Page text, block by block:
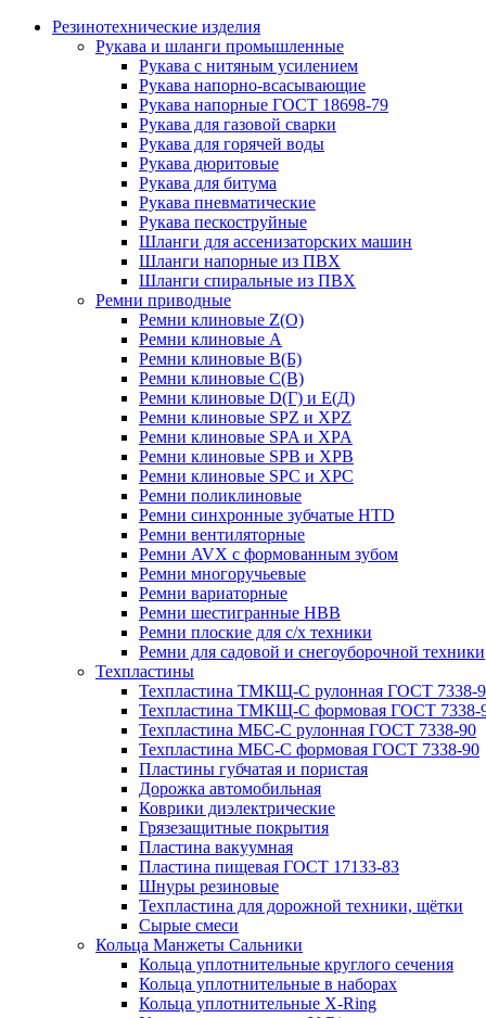
Резинотехнические изделия
Рукава и шланги промышленные
Рукава с нитяным усилением
Рукава напорно-всасывающие
Рукава напорные ГОСТ 18698-79
Рукава для газовой сварки
Рукава для горячей воды
Рукава дюритовые
Рукава для битума
Рукава пневматические
Рукава пескоструйные
Шланги для ассенизаторских машин
Шланги напорные из ПВХ
Шланги спиральные из ПВХ
Ремни приводные
Ремни клиновые Z(О)
Ремни клиновые А
Ремни клиновые В(Б)
Ремни клиновые С(В)
Ремни клиновые D(Г) и Е(Д)
Ремни клиновые SPZ и XPZ
Ремни клиновые SPA и XPA
Ремни клиновые SPB и XPB
Ремни клиновые SPC и XPC
Ремни поликлиновые
Ремни синхронные зубчатые HTD
Ремни вентиляторные
Ремни AVX с формованным зубом
Ремни многоручьевые
Ремни вариаторные
Ремни шестигранные HBB
Ремни плоские для с/х техники
Ремни для садовой и снегоуборочной техники
Техпластины
Техпластина ТМКЩ-С рулонная ГОСТ 7338-
Техпластина ТМКЩ-С формовая ГОСТ 7338-
Техпластина МБС-С рулонная ГОСТ 7338-90
Техпластина МБС-С формовая ГОСТ 7338-90
Пластины губчатая и пористая
Дорожка автомобильная
Коврики диэлектрические
Грязезащитные покрытия
Пластина вакуумная
Пластина пищевая ГОСТ 17133-83
Шнуры резиновые
Техпластина для дорожной техники, щётки
Сырые смеси
Кольца Манжеты Сальники
Кольца уплотнительные круглого сечения
Кольца уплотнительные в наборах
Кольца уплотнительные Х-Ring